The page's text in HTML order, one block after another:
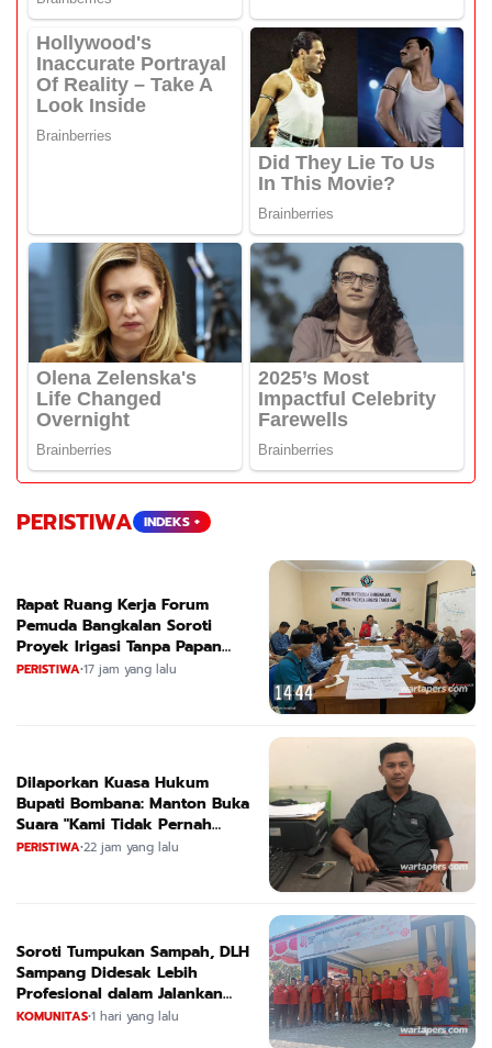
PERISTIWA INDEKS +
Rapat Ruang Kerja Forum
Pemuda Bangkalan Soroti
Proyek Irigasi Tanpa Papan
Nama
PERISTIWA•17 jam yang lalu
Dilaporkan Kuasa Hukum
Bupati Bombana: Manton Buka
Suara "Kami Tidak Pernah
Menutup Ruang Hak Jawab"
PERISTIWA•22 jam yang lalu
Soroti Tumpukan Sampah, DLH
Sampang Didesak Lebih
Profesional dalam Jalankan
Tugas
KOMUNITAS•1 hari yang lalu